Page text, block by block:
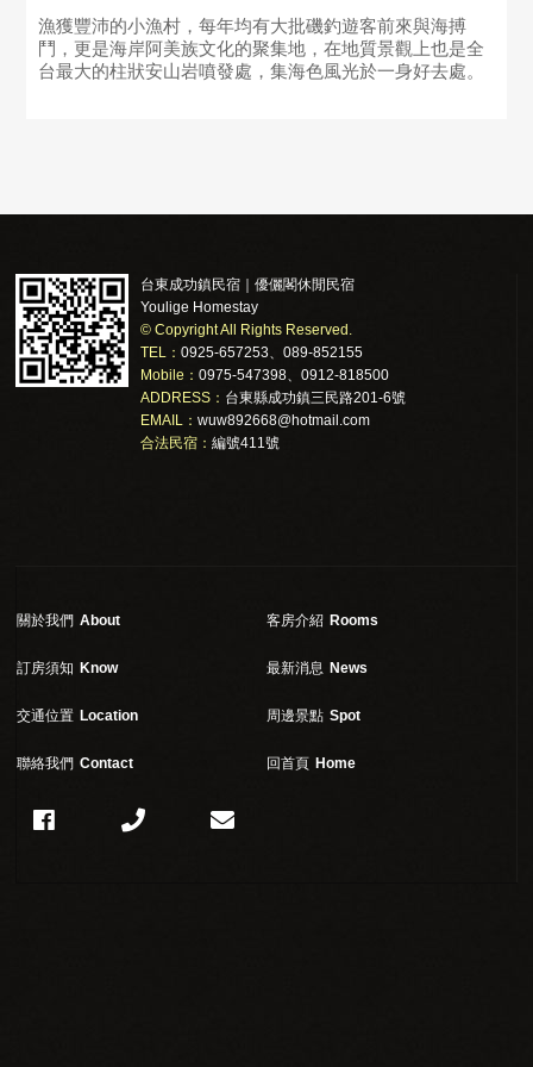
漁獲豐沛的小漁村，每年均有大批磯釣遊客前來與海搏
鬥，更是海岸阿美族文化的聚集地，在地質景觀上也是全
台最大的柱狀安山岩噴發處，集海色風光於一身好去處。
台東成功鎮民宿｜優儷閣休閒民宿
Youlige Homestay
© Copyright All Rights Reserved.
TEL：0925-657253、089-852155
Mobile：0975-547398、0912-818500
ADDRESS： 台東縣成功鎮三民路201-6號
EMAIL：wuw892668@hotmail.com
合法民宿：編號411號
關於我們 About 客房介紹 Rooms
訂房須知 Know 最新消息 News
交通位置 Location 周邊景點 Spot
聯絡我們 Contact 回首頁 Home